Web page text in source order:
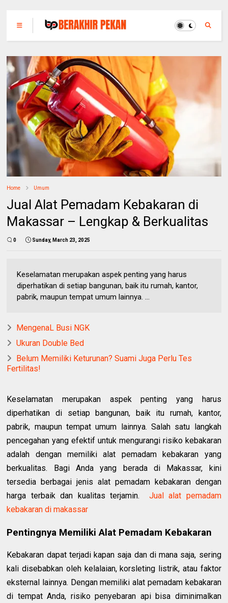
Home Umum
Jual Alat Pemadam Kebakaran di
Makassar – Lengkap & Berkualitas
0 Sunday, March 23, 2025
Keselamatan merupakan aspek penting yang harus
diperhatikan di setiap bangunan, baik itu rumah, kantor,
pabrik, maupun tempat umum lainnya. ...
MengenaL Busi NGK
Ukuran Double Bed
Belum Memiliki Keturunan? Suami Juga Perlu Tes
Fertilitas!
Keselamatan merupakan aspek penting yang harus
diperhatikan di setiap bangunan, baik itu rumah, kantor,
pabrik, maupun tempat umum lainnya. Salah satu langkah
pencegahan yang efektif untuk mengurangi risiko kebakaran
adalah dengan memiliki alat pemadam kebakaran yang
berkualitas. Bagi Anda yang berada di Makassar, kini
tersedia berbagai jenis alat pemadam kebakaran dengan
harga terbaik dan kualitas terjamin.
Jual alat pemadam
kebakaran di makassar
Pentingnya Memiliki Alat Pemadam Kebakaran
Kebakaran dapat terjadi kapan saja dan di mana saja, sering
kali disebabkan oleh kelalaian, korsleting listrik, atau faktor
eksternal lainnya. Dengan memiliki alat pemadam kebakaran
di tempat Anda, risiko penyebaran api bisa diminimalkan